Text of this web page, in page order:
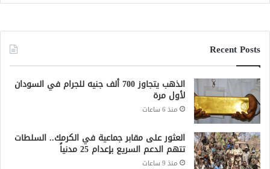
Recent Posts
الذهب يتجاوز 700 ألف جنيه للجرام في السودان
لأول مرة
منذ 6 ساعات
العثور على مقابر جماعية في الكرمك.. السلطات
تتهم الدعم السريع بإعدام 25 مدنياً
منذ 9 ساعات